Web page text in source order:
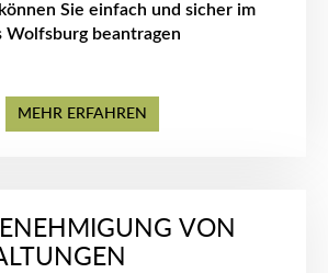
Sie einfach und sicher im
Wolfsburg beantragen
MEHR ERFAHREN
VON